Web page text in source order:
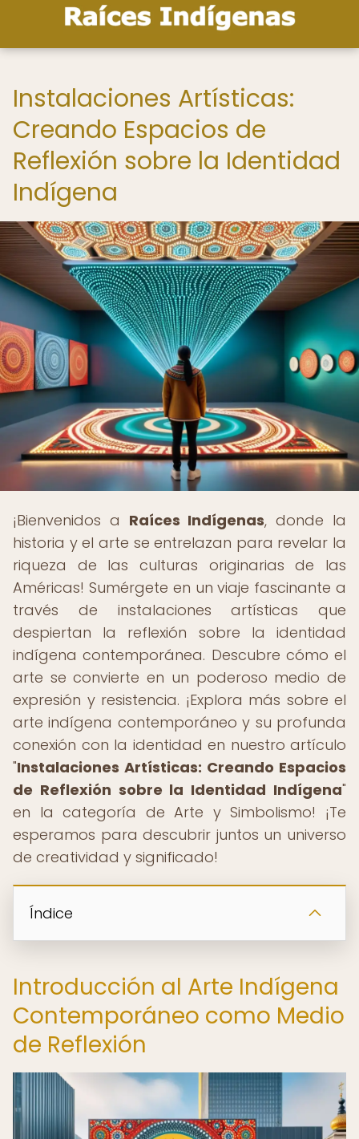
Instalaciones Artísticas:
Creando Espacios de
Reflexión sobre la Identidad
Indígena
¡Bienvenidos a Raíces Indígenas, donde la
historia y el arte se entrelazan para revelar la
riqueza de las culturas originarias de las
Américas! Sumérgete en un viaje fascinante a
través de instalaciones artísticas que
despiertan la reflexión sobre la identidad
indígena contemporánea. Descubre cómo el
arte se convierte en un poderoso medio de
expresión y resistencia. ¡Explora más sobre el
arte indígena contemporáneo y su profunda
conexión con la identidad en nuestro artículo
"Instalaciones Artísticas: Creando Espacios
de Reflexión sobre la Identidad Indígena"
en la categoría de Arte y Simbolismo! ¡Te
esperamos para descubrir juntos un universo
de creatividad y significado!
Índice
Introducción al Arte Indígena
Contemporáneo como Medio
de Reflexión